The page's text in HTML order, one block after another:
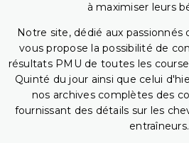
à maximiser leurs
Notre site, dédié aux passionnés
vous propose la possibilité de
résultats PMU de toutes les
Quinté du jour ainsi que celui
nos archives complètes des
fournissant des détails sur les
entraîneurs.